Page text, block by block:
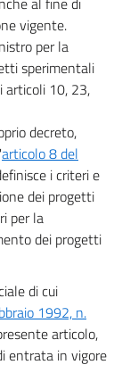
vigente.
per la
sperimentali
10, 23,
decreto,
articolo 8 del
i criteri e
dei progetti
per la
dei progetti
di cui
1992, n.
articolo,
entrata in vigore